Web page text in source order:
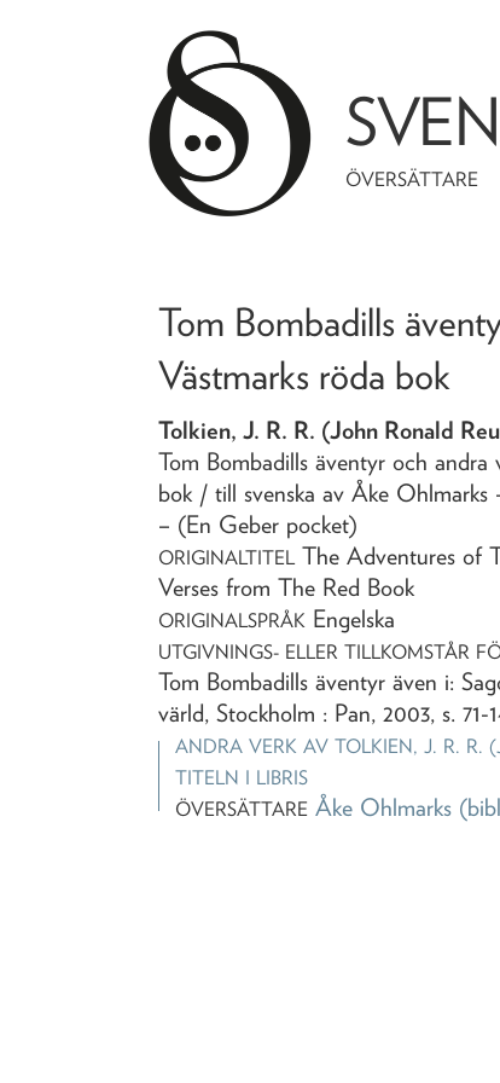
ÖVERSÄTTARE
Tom Bombadills
Västmarks röda bok
Tolkien, J. R. R. (John Ronald
Tom Bombadills äventyr och andra
bok / till svenska av Åke Ohlmarks
– (En Geber pocket)
ORIGINALTITEL The Adventures of
Verses from The Red Book
ORIGINALSPRÅK Engelska
UTGIVNINGS- ELLER TILLKOMSTÅR
Tom Bombadills äventyr även i:
värld, Stockholm : Pan, 2003, s. 71-
ANDRA VERK AVTOLKIEN, J. R. R.
TITELN I LIBRIS
ÖVERSÄTTARE Åke Ohlmarks